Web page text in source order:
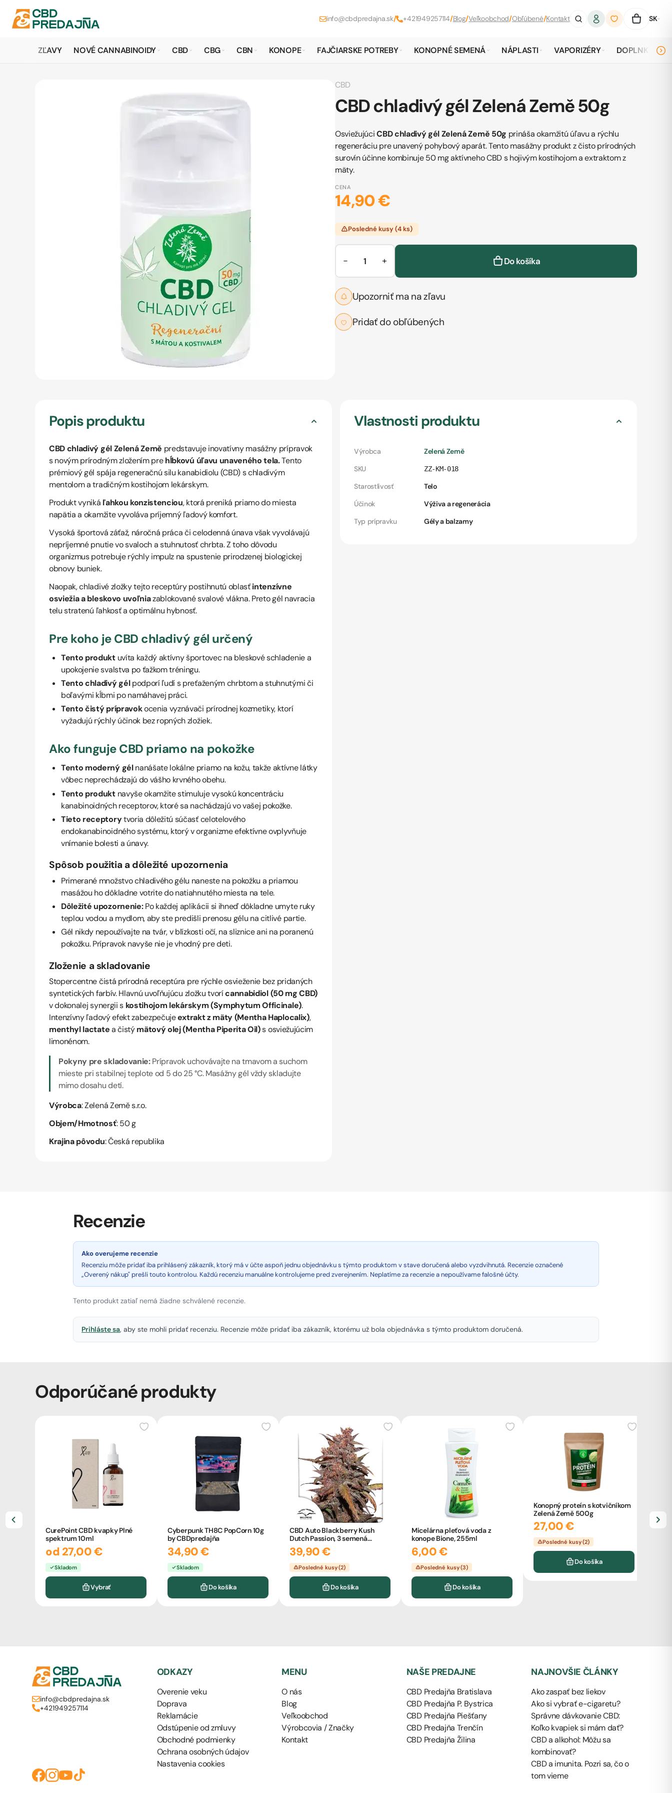
info@cbdpredajna.sk/ +421949257114/Blog/Veľkoobchod/Obľúbené/Kontakt SK
ZĽAVY NOVÉ CANNABINOIDY CBD CBG CBN KONOPE FAJČIARSKE POTREBY KONOPNÉ SEMENÁ NÁPLASTI VAPORIZÉRY DOPLNKY
CBD
CBD chladivý gél Zelená Země 50g
OsviežujúciCBD chladivý gél Zelená Země 50g prináša okamžitú úľavu a rýchlu
regeneráciu pre unavený pohybový aparát. Tento masážny produkt z čisto prírodných
surovín účinne kombinuje 50 mg aktívneho CBD s hojivým kostihojom a extraktom z
mäty.
CENA
14,90 €
Posledné kusy (4 ks)
− + Do košíka
Upozorniť ma na zľavu
Pridať do obľúbených
Popis produktu
CBD chladivý gél Zelená Země predstavuje inovatívny masážny prípravok
s novým prírodným zložením prehĺbkovú úľavu unaveného tela.Tento
prémiový gél spája regeneračnú silu kanabidiolu (CBD) s chladivým
mentolom a tradičným kostihojom lekárskym.
Produkt vyniká ľahkou konzistenciou, ktorá preniká priamo do miesta
napätia a okamžite vyvoláva príjemný ľadový komfort.
Vysoká športová záťaž, náročná práca či celodenná únava však vyvolávajú
nepríjemné pnutie vo svaloch a stuhnutosť chrbta. Z toho dôvodu
organizmus potrebuje rýchly impulz na spustenie prirodzenej biologickej
obnovy buniek.
Naopak, chladivé zložky tejto receptúry postihnutú oblasťintenzívne
osviežia a bleskovo uvoľniazablokované svalové vlákna. Preto gél navracia
telu stratenú ľahkosť a optimálnu hybnosť.
Pre koho je CBD chladivý gél určený
Tento produktuvíta každý aktívny športovec na bleskové schladenie a
upokojenie svalstva po ťažkom tréningu.
Tento chladivý gélpodporí ľudí s preťaženým chrbtom a stuhnutými či
boľavými kĺbmi po namáhavej práci.
Tento čistý prípravokocenia vyznávači prírodnej kozmetiky, ktorí
vyžadujú rýchly účinok bez ropných zložiek.
Ako funguje CBD priamo na pokožke
Tento moderný gélnanášate lokálne priamo na kožu, takže aktívne látky
vôbec neprechádzajú do vášho krvného obehu.
Tento produktnavyše okamžite stimuluje vysokú koncentráciu
kanabinoidných receptorov, ktoré sa nachádzajú vo vašej pokožke.
Tieto receptorytvoria dôležitú súčasť celotelového
endokanabinoidného systému, ktorý v organizme efektívne ovplyvňuje
vnímanie bolesti a únavy.
Spôsob použitia a dôležité upozornenia
Primerané množstvo chladivého gélu naneste na pokožku a priamou
masážou ho dôkladne votrite do natiahnutého miesta na tele.
Dôležité upozornenie:Po každej aplikácii si ihneď dôkladne umyte ruky
teplou vodou a mydlom, aby ste predišli prenosu gélu na citlivé partie.
Gél nikdy nepoužívajte na tvár, v blízkosti očí, na sliznice ani na poranenú
pokožku. Prípravok navyše nie je vhodný pre deti.
Zloženie a skladovanie
Stopercentne čistá prírodná receptúra pre rýchle osvieženie bez pridaných
syntetických farbív. Hlavnú uvoľňujúcu zložku tvorícannabidiol (50 mg CBD)
v dokonalej synergii s kostihojom lekárskym (Symphytum Officinale).
Intenzívny ľadový efekt zabezpečujeextrakt z mäty (Mentha Haplocalix),
menthyl lactatea čistýmätový olej (Mentha Piperita Oil)s osviežujúcim
limonénom.
Pokyny pre skladovanie:Prípravok uchovávajte na tmavom a suchom
mieste pri stabilnej teplote od 5 do 25 °C. Masážny gél vždy skladujte
mimo dosahu detí.
Výrobca: Zelená Země s.r.o.
Objem/Hmotnosť: 50 g
Krajina pôvodu: Česká republika
Vlastnosti produktu
Výrobca
Zelená Země
SKU
ZZ-KM-018
Starostlivosť
Telo
Účinok
Výživa a regenerácia
Typ prípravku
Gély a balzamy
Recenzie
Ako overujeme recenzie
Recenziu môže pridať iba prihlásený zákazník, ktorý má v účte aspoň jednu objednávku s týmto produktom v stave doručená alebo vyzdvihnutá. Recenzie označené
„Overený nákup" prešli touto kontrolou. Každú recenziu manuálne kontrolujeme pred zverejnením. Neplatíme za recenzie a nepoužívame falošné účty.
Tento produkt zatiaľ nemá žiadne schválené recenzie.
Prihláste sa, aby ste mohli pridať recenziu. Recenzie môže pridať iba zákazník, ktorému už bola objednávka s týmto produktom doručená.
Odporúčané produkty
CurePoint CBD kvapky Plné
spektrum 10ml
od 27,00 €
Skladom
Vybrať
Cyberpunk TH8C PopCorn 10g
by CBDpredajňa
34,90 €
Skladom
Do košíka
CBD Auto Blackberry Kush
Dutch Passion, 3 semená
konope
39,90 €
Posledné kusy (2)
Do košíka
Micelárna pleťová voda z
konope Bione, 255ml
6,00 €
Posledné kusy (3)
Do košíka
Konopný proteín s kotvičníkom
Zelená Země 500g
27,00 €
Posledné kusy (2)
Do košíka
info@cbdpredajna.sk
+421949257114
ODKAZY
Overenie veku
Doprava
Reklamácie
Odstúpenie od zmluvy
Obchodné podmienky
Ochrana osobných údajov
Nastavenia cookies
MENU
O nás
Blog
Veľkoobchod
Výrobcovia / Značky
Kontakt
NAŠE PREDAJNE
CBD Predajňa Bratislava
CBD Predajňa P. Bystrica
CBD Predajňa Piešťany
CBD Predajňa Trenčín
CBD Predajňa Žilina
NAJNOVŠIE ČLÁNKY
Ako zaspať bez liekov
Ako si vybrať e-cigaretu?
Správne dávkovanie CBD:
Koľko kvapiek si mám dať?
CBD a alkohol: Môžu sa
kombinovať?
CBD a imunita. Pozri sa, čo o
tom vieme